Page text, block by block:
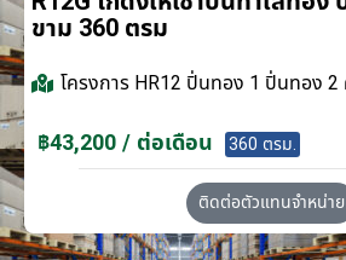
ขาม 360 ตรม
โครงการ HR12 ปิ่นทอง 1 ปิ่นทอง 2
฿43,200 / ต่อเดือน 360 ตรม.
ติดต่อตัวแทนจำหน่าย